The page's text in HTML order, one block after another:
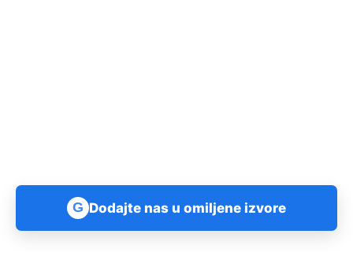
G Dodajte nas u omiljene izvore